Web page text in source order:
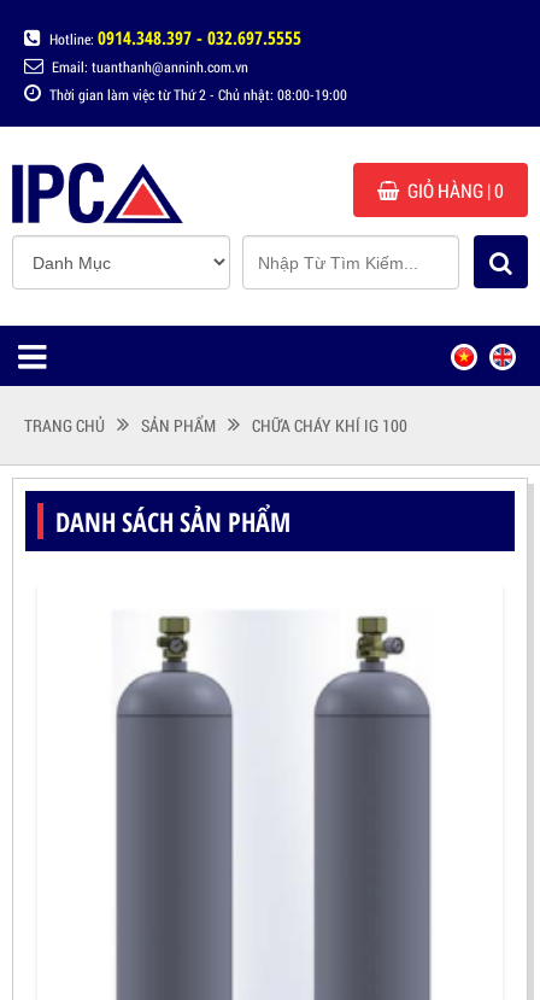
Hotline: 0914.348.397 - 032.697.5555
Email: tuanthanh@anninh.com.vn
Thời gian làm việc từ Thứ 2 - Chủ nhật: 08:00-19:00
GIỎ HÀNG| 0
TRANG CHỦ SẢN PHẨM CHỮA CHÁY KHÍ IG 100
DANH SÁCH SẢN PHẨM